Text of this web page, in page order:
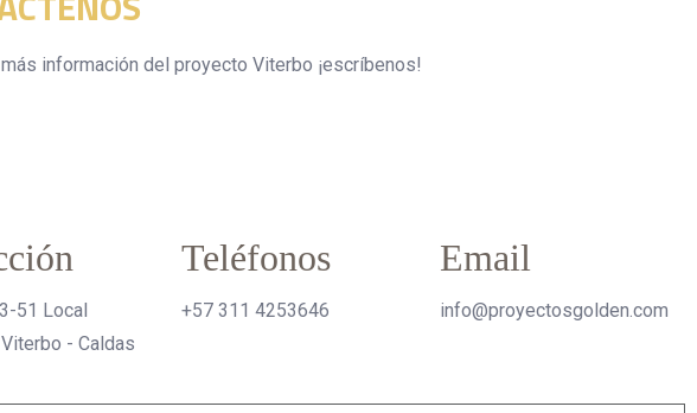
información del proyecto Viterbo ¡escríbenos!
51 Local
- Caldas
Teléfonos
+57 311 4253646
Email
info@proyectosgolden.com